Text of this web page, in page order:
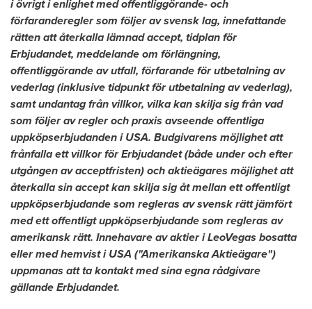
i övrigt i enlighet med offentliggörande- och
förfaranderegler som följer av svensk lag, innefattande
rätten att återkalla lämnad accept, tidplan för
Erbjudandet, meddelande om förlängning,
offentliggörande av utfall, förfarande för utbetalning av
vederlag (inklusive tidpunkt för utbetalning av vederlag),
samt undantag från villkor, vilka kan skilja sig från vad
som följer av regler och praxis avseende offentliga
uppköpserbjudanden iUSA. Budgivarens möjlighet att
frånfalla ett villkor för Erbjudandet (både under och efter
utgången av acceptfristen) och aktieägares möjlighet att
återkalla sin accept kan skilja sig åt mellan ett offentligt
uppköpserbjudande som regleras av svensk rätt jämfört
med ett offentligt uppköpserbjudande som regleras av
amerikansk rätt. Innehavare av aktier i LeoVegas bosatta
eller med hemvist iUSA ("Amerikanska Aktieägare")
uppmanas att ta kontakt med sina egna rådgivare
gällande Erbjudandet.